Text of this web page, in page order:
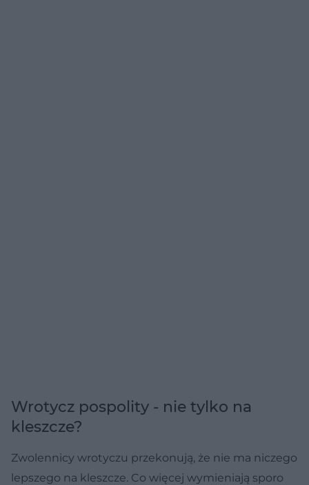
Wrotycz pospolity - nie tylko na
kleszcze?
Zwolennicy wrotyczu przekonują, że nie ma niczego
lepszego na kleszcze. Co więcej wymieniają sporo